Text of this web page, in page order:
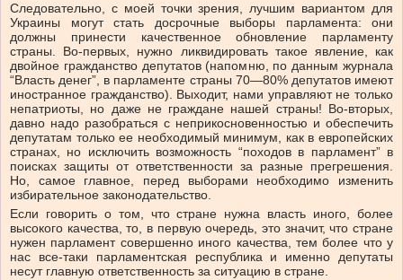
Следовательно, с моей точки зрения, лучшим вариантом для
Украины могут стать досрочные выборы парламента: они
должны принести качественное обновление парламенту
страны. Во-первых, нужно ликвидировать такое явление, как
двойное гражданство депутатов (напомню, по данным журнала
“Власть денег”, в парламенте страны 70—80% депутатов имеют
иностранное гражданство). Выходит, нами управляют не только
непатриоты, но даже не граждане нашей страны! Во-вторых,
давно надо разобраться с неприкосновенностью и обеспечить
депутатам только ее необходимый минимум, как в европейских
странах, но исключить возможность “походов в парламент” в
поисках защиты от ответственности за разные прегрешения.
Но, самое главное, перед выборами необходимо изменить
избирательное законодательство.
Если говорить о том, что стране нужна власть иного, более
высокого качества, то, в первую очередь, это значит, что стране
нужен парламент совершенно иного качества, тем более что у
нас все-таки парламентская республика и именно депутаты
несут главную ответственность за ситуацию в стране.